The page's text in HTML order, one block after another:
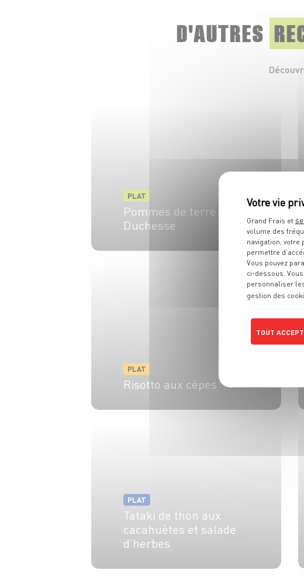
D'AUTRES
PLAT
Pommes de terre
Duchesse
40 min
PLAT
Risotto aux cèpes
PLAT
Tataki de thon aux
cacahuètes et salade
d'herbes
Grand Frais et
volume des
navigation, votre
permettre
Vous pouvez
ci-dessous.
personnaliser
gestion des
TOUT